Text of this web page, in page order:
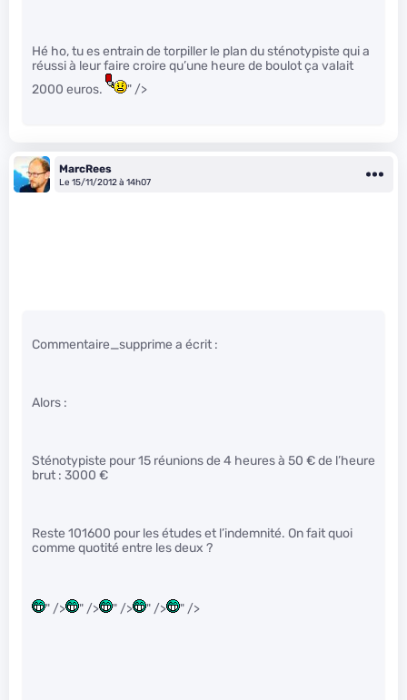
Hé ho, tu es entrain de torpiller le plan du sténotypiste qui a
réussi à leur faire croire qu’une heure de boulot ça valait
2000 euros.
" />
MarcRees
Le 15/11/2012 à 14h07
Commentaire_supprime a écrit :
Alors :
Sténotypiste pour 15 réunions de 4 heures à 50 € de l’heure
brut : 3000 €
Reste 101600 pour les études et l’indemnité. On fait quoi
comme quotité entre les deux ?
" /> " /> " /> " /> " />